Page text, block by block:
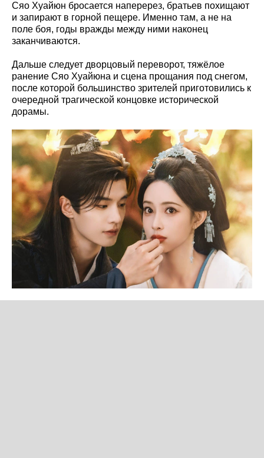
Сяо Хуайюн бросается наперерез, братьев похищают
и запирают в горной пещере. Именно там, а не на
поле боя, годы вражды между ними наконец
заканчиваются.
Дальше следует дворцовый переворот, тяжёлое
ранение Сяо Хуайюна и сцена прощания под снегом,
после которой большинство зрителей приготовились к
очередной трагической концовке исторической
дорамы.